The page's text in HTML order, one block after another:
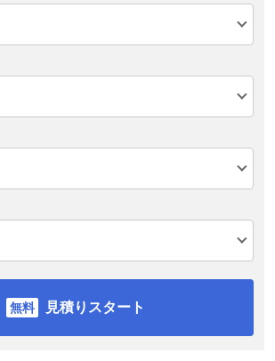
見積りスタート